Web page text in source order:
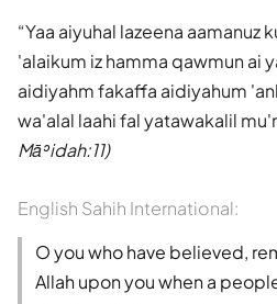
Yaa aiyuhal lazeena aamanuz
'alaikum iz hamma qawmun ai
aidiyahm fakaffa aidiyahum
wa'alal laahi fal yatawakalil
Māʾidah:11)
English Sahih International:
O you who have believed,
Allah upon you when a